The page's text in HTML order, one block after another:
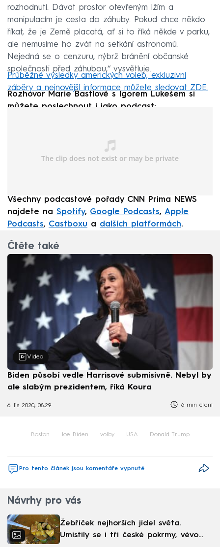
rozhodnutí. Dávat prostor otevřeným lžím a
manipulacím je cesta do záhuby. Pokud chce někdo
říkat, že je Země placatá, ať si to říká někde v parku,
ale nemusíme ho zvát na setkání astronomů.
Nejedná se o cenzuru, nýbrž bránění občanské
společnosti před záhubou,“ vysvětluje.
Průběžné výsledky amerických voleb, exkluzivní
záběry a nejnovější informace můžete sledovat ZDE.
Rozhovor Marie Bastlové s Igorem Lukešem si
můžete poslechnout i jako podcast:
Všechny podcastové pořady CNN Prima NEWS
najdete na Spotify, Google Podcasts, Apple
Podcasts, Castboxu a dalších platformách.
Čtěte také
Video
Biden působí vedle Harrisové submisivně. Nebyl by
ale slabým prezidentem, říká Koura
6. lis 2020, 08:29 6 min čtení
Boston Joe Biden volby USA Donald Trump
Pro tento článek jsou komentáře vypnuté
Návrhy pro vás
Žebříček nejhorších jídel světa.
Umístily se i tři české pokrmy, vévodí